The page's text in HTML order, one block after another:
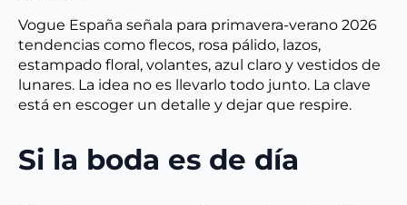
Vogue España señala para primavera-verano 2026
tendencias como flecos, rosa pálido, lazos,
estampado floral, volantes, azul claro y vestidos de
lunares. La idea no es llevarlo todo junto. La clave
está en escoger un detalle y dejar que respire.
Si la boda es de día